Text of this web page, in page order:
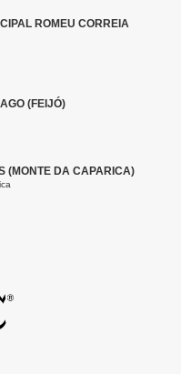
ROMEU CORREIA
(FEIJÓ)
(MONTE DA CAPARICA)